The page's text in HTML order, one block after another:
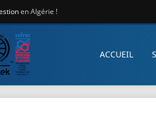
en Algérie !
ACCUEIL